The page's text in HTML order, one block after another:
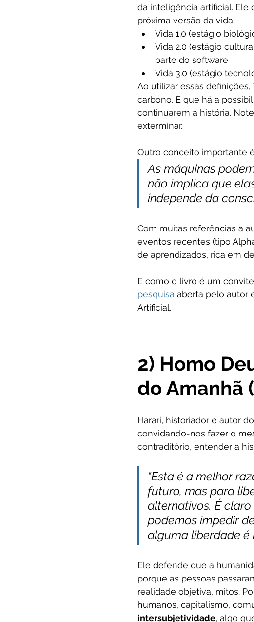
da inteligência artificial. Ele
próxima versão da vida.
Vida 1.0 (estágio
Vida 2.0 (estágio
parte do software
Vida 3.0 (estágio
Ao utilizar essas
carbono. E que há a
continuarem a história.
exterminar.
Outro conceito importante
As máquinas
não implica que
independe da
Com muitas referências a
eventos recentes (tipo
de aprendizados, rica em
E como o livro é um
pesquisa aberta pelo autor
Artificial.
2) Homo
do Amanhã
Harari, historiador e autor
convidando-nos fazer o
contraditório, entender a
"Esta é a melhor
futuro, mas para
alternativos. É
podemos impedir
alguma liberdade é
Ele defende que a
porque as pessoas
realidade objetiva, mitos.
humanos, capitalismo,
intersubjetividade, algo